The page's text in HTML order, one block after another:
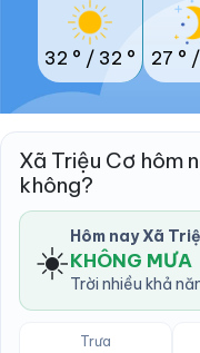
32 ° / 32 ° 27 ° /
Xã Triệu Cơ hôm
không?
☀️ Hôm nay Xã
KHÔNG MƯA
Trời nhiều khả
Trưa